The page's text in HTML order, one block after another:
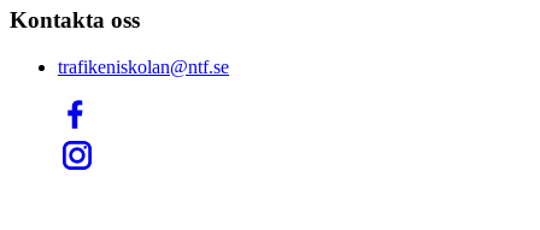
Kontakta oss
trafikeniskolan@ntf.se